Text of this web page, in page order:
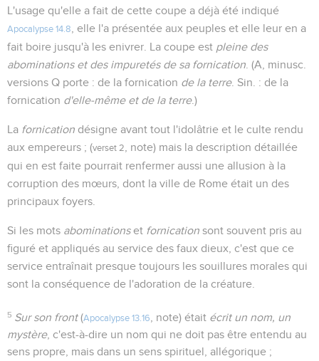
L'usage qu'elle a fait de cette coupe a déjà été indiqué
Apocalypse 14.8
, elle l'a présentée aux peuples et elle leur en a
fait boire jusqu'à les enivrer. La coupe est pleine des
abominations et des impuretés de sa fornication . (A, minusc.
versions Q porte : de la fornication de la terre. Sin. : de la
fornication d'elle-même et de la terre.)
La fornication désigne avant tout l'idolâtrie et le culte rendu
aux empereurs ; (verset 2
, note) mais la description détaillée
qui en est faite pourrait renfermer aussi une allusion à la
corruption des mœurs, dont la ville de Rome était un des
principaux foyers.
Si les mots abominationset fornication sont souvent pris au
figuré et appliqués au service des faux dieux, c'est que ce
service entraînait presque toujours les souillures morales qui
sont la conséquence de l'adoration de la créature.
5 Sur son front(Apocalypse 13.16 , note) était écrit un nom, un
mystère, c'est-à-dire un nom qui ne doit pas être entendu au
sens propre, mais dans un sens spirituel, allégorique ;